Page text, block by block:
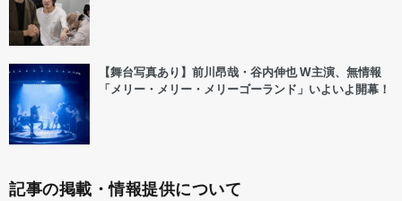
【舞台写真あり】前川昂哉・谷内伸也 W主演、無情報
「メリー・メリー・メリーゴーランド」いよいよ開幕！
記事の掲載・情報提供について